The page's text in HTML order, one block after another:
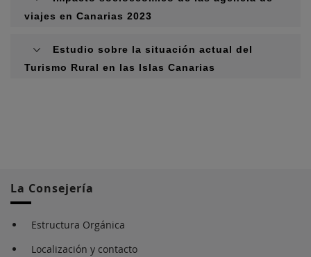
viajes en Canarias 2023
Estudio sobre la situación actual del
Turismo Rural en las Islas Canarias
La Consejería
Estructura Orgánica
Localización y contacto